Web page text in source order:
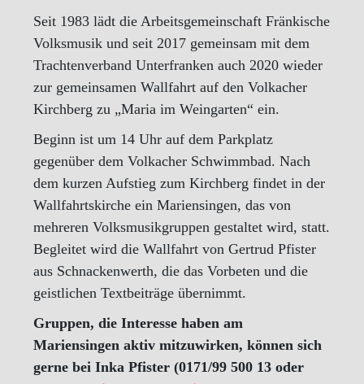
Seit 1983 lädt die Arbeitsgemeinschaft Fränkische
Volksmusik und seit 2017 gemeinsam mit dem
Trachtenverband Unterfranken auch 2020 wieder
zur gemeinsamen Wallfahrt auf den Volkacher
Kirchberg zu „Maria im Weingarten“ ein.
Beginn ist um 14 Uhr auf dem Parkplatz
gegenüber dem Volkacher Schwimmbad. Nach
dem kurzen Aufstieg zum Kirchberg findet in der
Wallfahrtskirche ein Mariensingen, das von
mehreren Volksmusikgruppen gestaltet wird, statt.
Begleitet wird die Wallfahrt von Gertrud Pfister
aus Schnackenwerth, die das Vorbeten und die
geistlichen Textbeiträge übernimmt.
Gruppen, die Interesse haben am
Mariensingen aktiv mitzuwirken, können sich
gerne bei Inka Pfister (0171/99 500 13 oder